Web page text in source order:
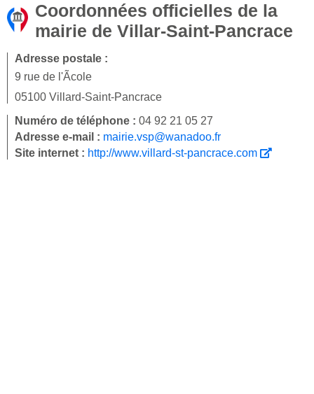
Coordonnées officielles de la
mairie de Villar-Saint-Pancrace
Adresse postale :
9 rue de l'Ãcole
05100 Villard-Saint-Pancrace
Numéro de téléphone : 04 92 21 05 27
Adresse e-mail : mairie.vsp@wanadoo.fr
Site internet : http://www.villard-st-pancrace.com